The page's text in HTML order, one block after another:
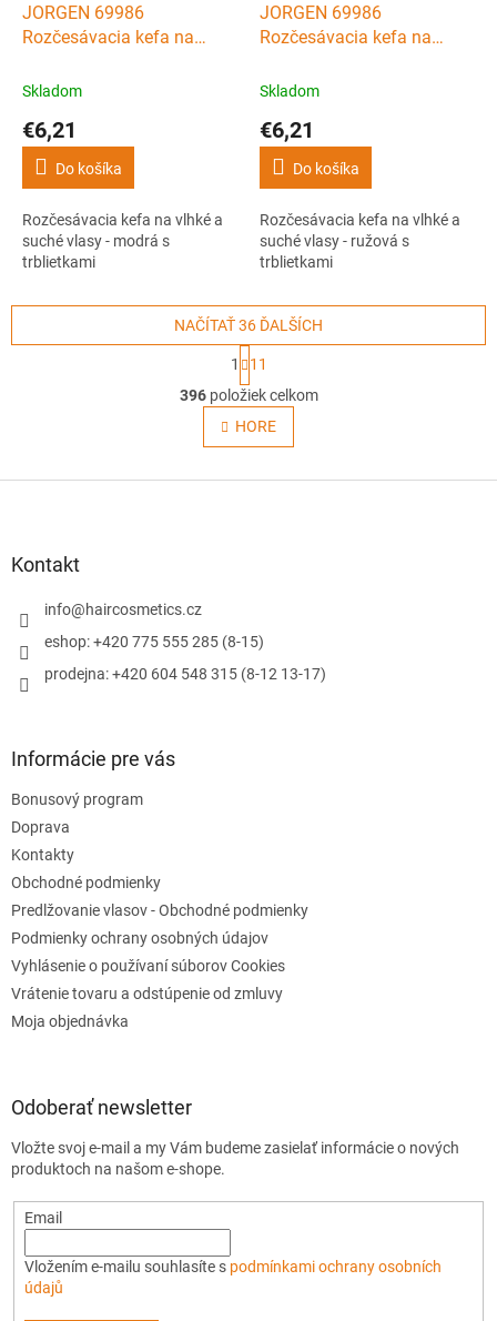
JORGEN 69986
Rozčesávacia kefa na
modrá s trblietkami
Skladom
€6,21
Do košíka
Rozčesávacia kefa na vlhké a
suché vlasy - modrá s
trblietkami
JORGEN 69986
Rozčesávacia kefa na
ružová s trblietkami
Skladom
€6,21
Do košíka
Rozčesávacia kefa na vlhké a
suché vlasy - ružová s
trblietkami
O
v
l
á
k
v
NAČÍTAŤ 36 ĎALŠÍCH
S
t
r
á
n
k
v
1
11
396položiek celkom
HORE
Kontakt
info@haircosmetics.cz
eshop: +420 775 555 285 (8-15)
prodejna: +420 604 548 315 (8-12 13-17)
Informácie pre vás
Bonusový program
Doprava
Kontakty
Obchodné podmienky
Predlžovanie vlasov - Obchodné podmienky
Podmienky ochrany osobných údajov
Vyhlásenie o používaní súborov Cookies
Vrátenie tovaru a odstúpenie od zmluvy
Moja objednávka
Odoberať newsletter
Vložte svoj e-mail a my Vám budeme zasielať informácie o nových
produktoch na našom e-shope.
Email
Vložením e-mailu souhlasíte s podmínkami ochrany osobních
údajů